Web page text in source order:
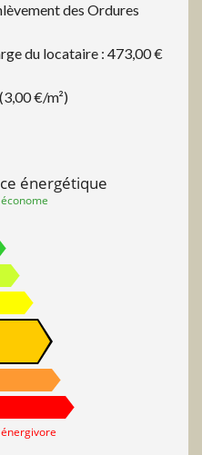
des Ordures
du locataire : 473,00 €
€/m²)
énergétique